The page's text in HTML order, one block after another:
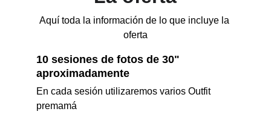
Aquí toda la información de lo que incluye la
oferta
10 sesiones de fotos de 30"
aproximadamente
En cada sesión utilizaremos varios Outfit
premamá